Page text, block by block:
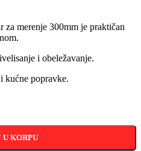
merenje 300mm je praktičan
i obeležavanje.
kućne popravke.
merenje 300mm količina
U KORPU